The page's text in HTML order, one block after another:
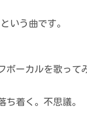
いう曲です。
ボーカルを歌って
ち着く。不思議。